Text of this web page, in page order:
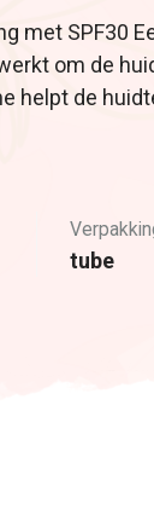
met SPF30
om de
helpt de
tube